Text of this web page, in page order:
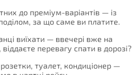
до преміум-варіантів — із
за що саме ви платите.
виїхати — ввечері вже на
перевагу спати в дорозі?
туалет, кондиціонер —